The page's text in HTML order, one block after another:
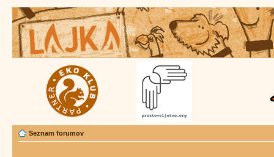
Seznam forumov